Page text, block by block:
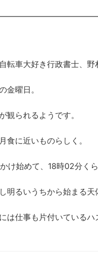
転車大好き行政書士、野
金曜日。
観られるようです。
食に近いものらしく。
け始めて、18時02分く
明るいうちから始まる天
は仕事も片付いている